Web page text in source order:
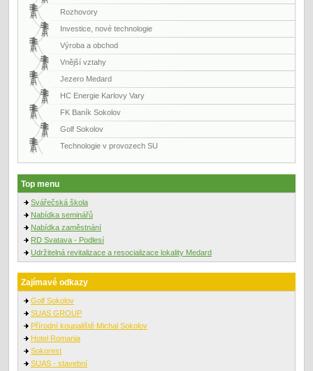
Rozhovory
Investice, nové technologie
Výroba a obchod
Vnější vztahy
Jezero Medard
HC Energie Karlovy Vary
FK Baník Sokolov
Golf Sokolov
Technologie v provozech SU
Top menu
Svářečská škola
Nabídka seminářů
Nabídka zaměstnání
RD Svatava - Podlesí
Udržitelná revitalizace a resocializace lokality Medard
Zajímavé odkazy
Golf Sokolov
SUAS GROUP
Přírodní koupaliště Michal Sokolov
Hotel Romania
Sokorest
SUAS - stavební